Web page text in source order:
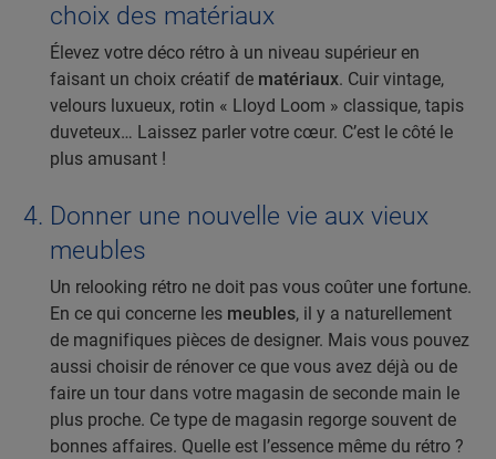
choix des matériaux
Élevez votre déco rétro à un niveau supérieur en
faisant un choix créatif de matériaux. Cuir vintage,
velours luxueux, rotin « Lloyd Loom » classique, tapis
duveteux… Laissez parler votre cœur. C’est le côté le
plus amusant !
Donner une nouvelle vie aux vieux
meubles
Un relooking rétro ne doit pas vous coûter une fortune.
En ce qui concerne les meubles, il y a naturellement
de magnifiques pièces de designer. Mais vous pouvez
aussi choisir de rénover ce que vous avez déjà ou de
faire un tour dans votre magasin de seconde main le
plus proche. Ce type de magasin regorge souvent de
bonnes affaires. Quelle est l’essence même du rétro ?